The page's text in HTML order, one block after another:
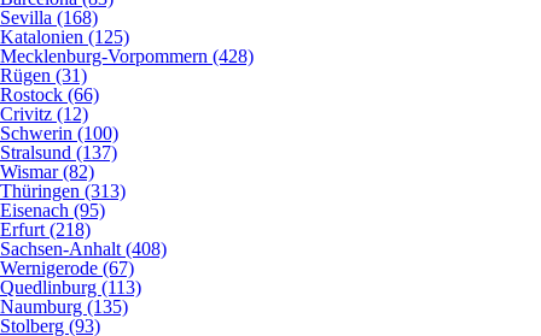
Sevilla (168)
Katalonien (125)
Mecklenburg-Vorpommern (428)
Rügen (31)
Rostock (66)
Crivitz (12)
Schwerin (100)
Stralsund (137)
Wismar (82)
Thüringen (313)
Eisenach (95)
Erfurt (218)
Sachsen-Anhalt (408)
Wernigerode (67)
Quedlinburg (113)
Naumburg (135)
Stolberg (93)